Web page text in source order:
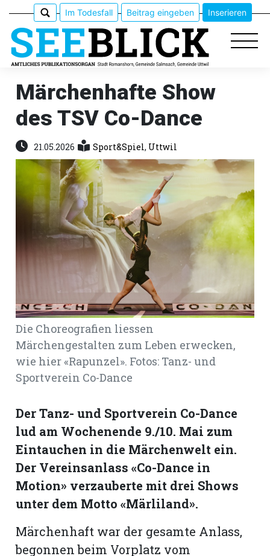
Epaper
Veranstaltungen
Erlebnisführer
App
Romanshorn:
offizielle
Mitteilungen
Im Todesfall Beitrag eingeben Inserieren
Märchenhafte Show
des TSV Co-Dance
21.05.2026 Sport&Spiel, Uttwil
Die Choreografien liessen
Märchengestalten zum Leben erwecken,
wie hier «Rapunzel». Fotos: Tanz- und
Sportverein Co-Dance
Der Tanz- und Sportverein Co-Dance
lud am Wochenende 9./10. Mai zum
Eintauchen in die Märchenwelt ein.
Der Vereinsanlass «Co-Dance in
Motion» verzauberte mit drei Shows
unter dem Motto «Märliland».
Märchenhaft war der gesamte Anlass,
begonnen beim Vorplatz vom